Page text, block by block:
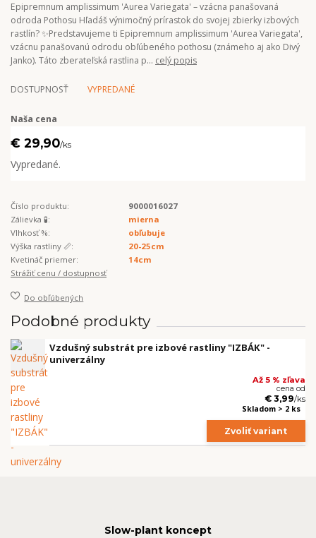
Epipremnum amplissimum 'Aurea Variegata' – vzácna panašovaná
odroda Pothosu Hľadáš výnimočný prírastok do svojej zbierky izbových
rastlín? ✨Predstavujeme ti Epipremnum amplissimum 'Aurea Variegata',
vzácnu panašovanú odrodu obľúbeného pothosu (známeho aj ako Divý
Janko). Táto zberateľská rastlina p... celý popis
DOSTUPNOSŤ VYPREDANÉ
Naša cena
€ 29,90/ks
Vypredané.
Číslo produktu:
9000016027
Zálievka 🧪:
mierna
Vlhkosť %:
obľubuje
Výška rastliny 📏:
20-25cm
Kvetináč priemer:
14cm
Strážiť cenu / dostupnosť
Do obľúbených
Podobné produkty
Vzdušný substrát pre izbové rastliny "IZBÁK" -
univerzálny
Až 5 % zľava
cena od
€ 3,99/ks
Skladom > 2 ks
Zvoliť variant
Slow-plant koncept